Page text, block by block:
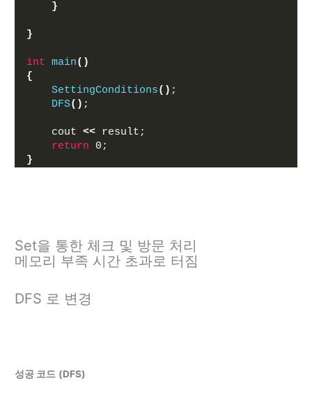
}
}
int main()
{
SettingConditions() ;
DFS() ;
    cout
<< result;
return 0;
}
Set을 통한 체크 및 방문 처리
메모리 부족 시간 초과로 터짐
DFS 로 변경
성공 코드 (DFS)